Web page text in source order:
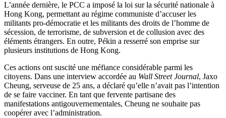
L’année dernière, le PCC a imposé la loi sur la sécurité nationale à
Hong Kong, permettant au régime communiste d’accuser les
militants pro-démocratie et les militants des droits de l’homme de
sécession, de terrorisme, de subversion et de collusion avec des
éléments étrangers. En outre, Pékin a resserré son emprise sur
plusieurs institutions de Hong Kong.
Ces actions ont suscité une méfiance considérable parmi les
citoyens. Dans une interview accordée au Wall Street Journal, Jaxo
Cheung, serveuse de 25 ans, a déclaré qu’elle n’avait pas l’intention
de se faire vacciner. En tant que fervente partisane des
manifestations antigouvernementales, Cheung ne souhaite pas
coopérer avec l’administration.